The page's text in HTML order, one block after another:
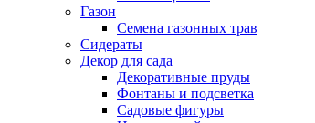
Газон
Семена газонных трав
Сидераты
Декор для сада
Декоративные пруды
Фонтаны и подсветка
Садовые фигуры